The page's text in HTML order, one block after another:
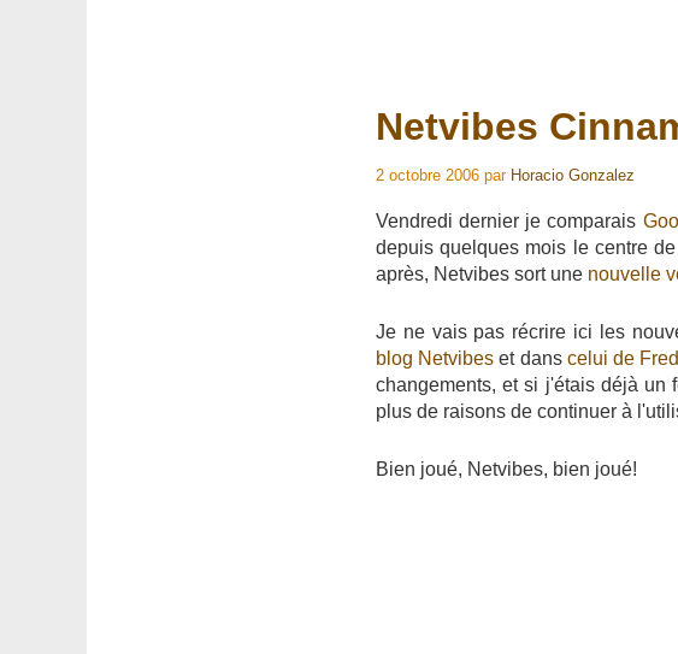
Netvibes
2 octobre 2006 par Horacio Gonzalez
Vendredi dernier je comparais
depuis quelques mois le centre
après, Netvibes sort une nouvelle
Je ne vais pas récrire ici les
blog Netvibes et dans celui de
changements, et si j'étais déjà un
plus de raisons de continuer à
Bien joué, Netvibes, bien joué!